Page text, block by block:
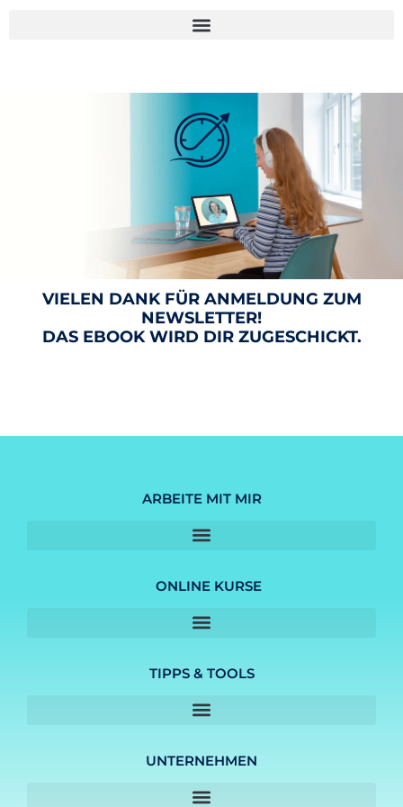
VIELEN DANK FÜR ANMELDUNG ZUM
NEWSLETTER!
DAS EBOOK WIRD DIR ZUGESCHICKT.
ARBEITE MIT MIR
ONLINE KURSE
TIPPS & TOOLS
UNTERNEHMEN